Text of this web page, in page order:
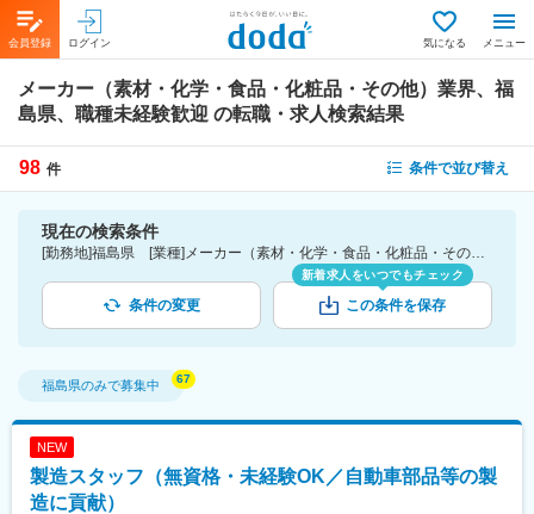
会員登録 ログイン 気になる メニュー
メーカー（素材・化学・食品・化粧品・その他）業界、福
島県、職種未経験歓迎 の転職・求人検索結果
98 件 条件で並び替え
現在の検索条件
[勤務地]福島県 [業種]メーカー（素材・化学・食品・化粧品・その他）業界 [こだわり条件ピックアップ]職種未経験歓迎 [詳細条件](募集・採用情報)職種未経験歓迎
条件の変更
新着求人をいつでもチェック
この条件を保存
福島県のみで募集中
NEW
製造スタッフ（無資格・未経験OK／自動車部品等の製
造に貢献）